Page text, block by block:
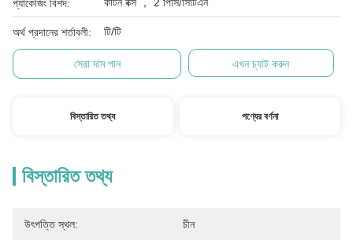
প্যাকেজিং বিশদ:
অর্থ প্রদানের শর্তাবলী: টি/টি
সেরা দাম পান এখন চ্যাট করুন
বিস্তারিত তথ্য পণ্যের বর্ণনা
বিস্তারিত তথ্য
উৎপত্তি স্থল: চীন